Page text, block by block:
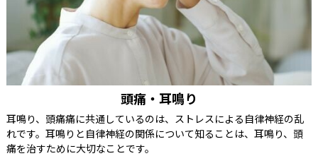
頭痛・耳鳴り
耳鳴り、頭痛痛に共通しているのは、ストレスによる自律神経の乱
れです。耳鳴りと自律神経の関係について知ることは、耳鳴り、頭
痛を治すために大切なことです。